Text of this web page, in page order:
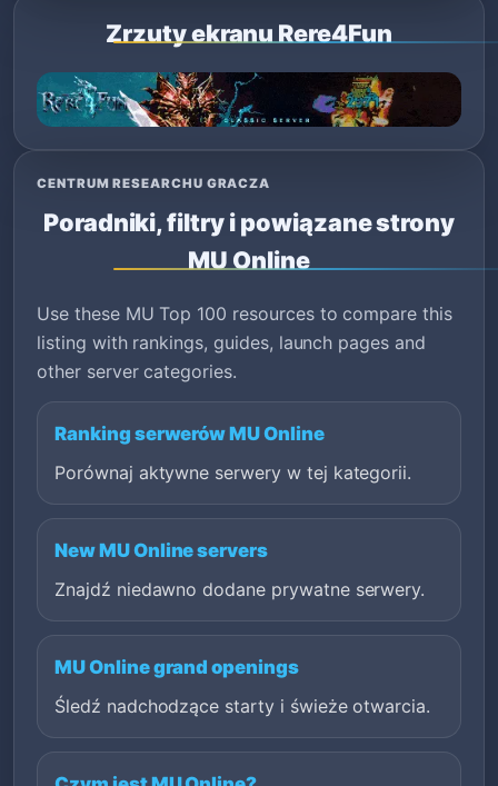
Zrzuty ekranu Rere4Fun
CENTRUM RESEARCHU GRACZA
Poradniki, filtry i powiązane strony
MU Online
Use these MU Top 100 resources to compare this
listing with rankings, guides, launch pages and
other server categories.
Ranking serwerów MU Online
Porównaj aktywne serwery w tej kategorii.
New MU Online servers
Znajdź niedawno dodane prywatne serwery.
MU Online grand openings
Śledź nadchodzące starty i świeże otwarcia.